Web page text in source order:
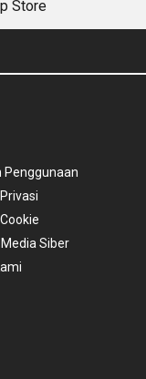
Penggunaan
Siber